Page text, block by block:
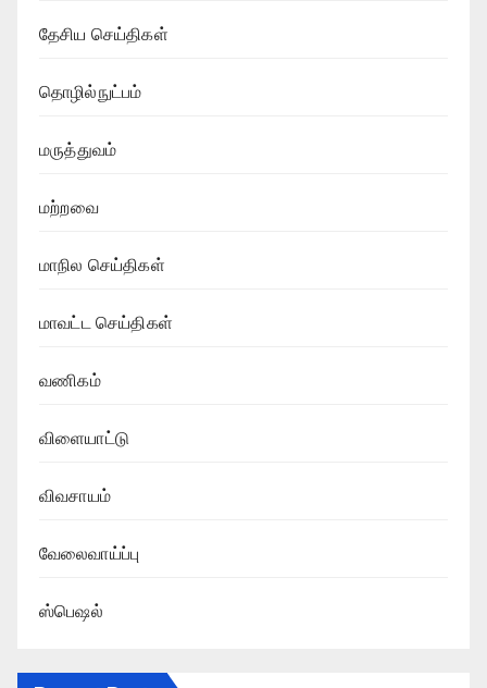
தேசிய செய்திகள்
தொழில்நுட்பம்
மருத்துவம்
மற்றவை
மாநில செய்திகள்
மாவட்ட செய்திகள்
வணிகம்
விளையாட்டு
விவசாயம்
வேலைவாய்ப்பு
ஸ்பெஷல்